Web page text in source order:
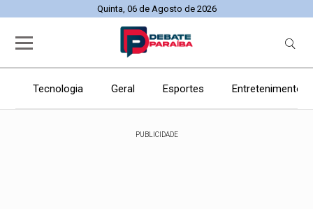
Quinta, 06 de Agosto de 2026
Tecnologia Geral Esportes Entretenimento
PUBLICIDADE